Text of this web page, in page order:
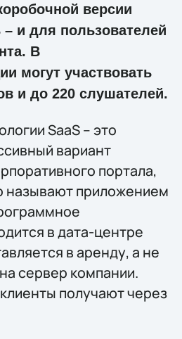
версии
– и для пользователей
В
могут участвовать
и до 220 слушателей.
SaaS – это
вариант
портала,
называют приложением
в дата-центре
в аренду, а не
сервер компании.
получают через